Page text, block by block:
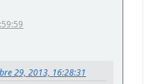
29, 2013, 16:28:31